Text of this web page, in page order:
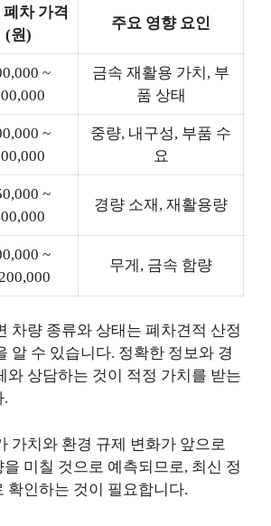
차 가격
(원)
주요 영향 요인
~
금속 재활용 가치, 부
품 상태
~
중량, 내구성, 부품 수
요
~
경량 소재, 재활용량
~
무게, 금속 함량
차량 종류와 상태는 폐차견적 산정
알 수 있습니다. 정확한 정보와 경
와 상담하는 것이 적정 가치를 받는
.
가치와 환경 규제 변화가 앞으로
미칠 것으로 예측되므로, 최신 정
확인하는 것이 필요합니다.